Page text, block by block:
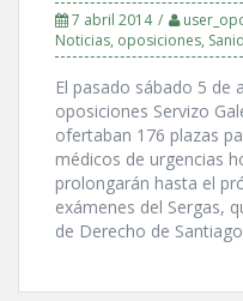
7 abril 2014
Noticias, oposiciones,
El pasado sábado 5 de
oposiciones Servizo
ofertaban 176 plazas
médicos de urgencias
prolongarán hasta el
exámenes del Sergas,
de Derecho de